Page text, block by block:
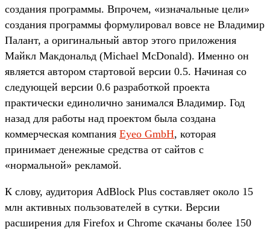
создания программы. Впрочем, «изначальные цели»
создания программы формулировал вовсе не Владимир
Палант, а оригинальный автор этого приложения
Майкл Макдональд (Michael McDonald). Именно он
является автором стартовой версии 0.5. Начиная со
следующей версии 0.6 разработкой проекта
практически единолично занимался Владимир. Год
назад для работы над проектом была создана
коммерческая компания Eyeo GmbH, которая
принимает денежные средства от сайтов с
«нормальной» рекламой.
К слову, аудитория AdBlock Plus составляет около 15
млн активных пользователей в сутки. Версии
расширения для Firefox и Chrome скачаны более 150